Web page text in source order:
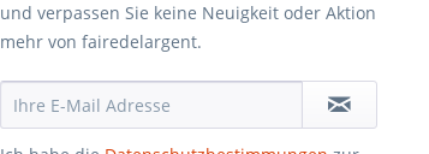
und verpassen Sie keine Neuigkeit oder Aktion
mehr von fairedelargent.